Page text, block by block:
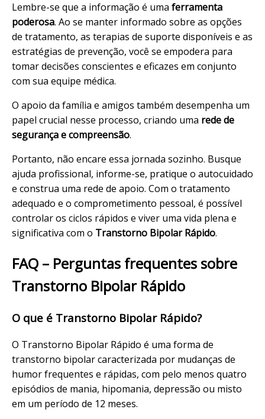
Lembre-se que a informação é uma ferramenta
poderosa. Ao se manter informado sobre as opções
de tratamento, as terapias de suporte disponíveis e as
estratégias de prevenção, você se empodera para
tomar decisões conscientes e eficazes em conjunto
com sua equipe médica.
O apoio da família e amigos também desempenha um
papel crucial nesse processo, criando uma rede de
segurança e compreensão.
Portanto, não encare essa jornada sozinho. Busque
ajuda profissional, informe-se, pratique o autocuidado
e construa uma rede de apoio. Com o tratamento
adequado e o comprometimento pessoal, é possível
controlar os ciclos rápidos e viver uma vida plena e
significativa com o Transtorno Bipolar Rápido.
FAQ – Perguntas frequentes sobre
Transtorno Bipolar Rápido
O que é Transtorno Bipolar Rápido?
O Transtorno Bipolar Rápido é uma forma de
transtorno bipolar caracterizada por mudanças de
humor frequentes e rápidas, com pelo menos quatro
episódios de mania, hipomania, depressão ou misto
em um período de 12 meses.